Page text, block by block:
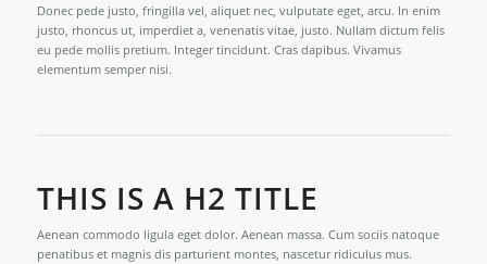
Donec pede justo, fringilla vel, aliquet nec, vulputate eget, arcu. In enim
justo, rhoncus ut, imperdiet a, venenatis vitae, justo. Nullam dictum felis
eu pede mollis pretium. Integer tincidunt. Cras dapibus. Vivamus
elementum semper nisi.
THIS IS A H2 TITLE
Aenean commodo ligula eget dolor. Aenean massa. Cum sociis natoque
penatibus et magnis dis parturient montes, nascetur ridiculus mus.